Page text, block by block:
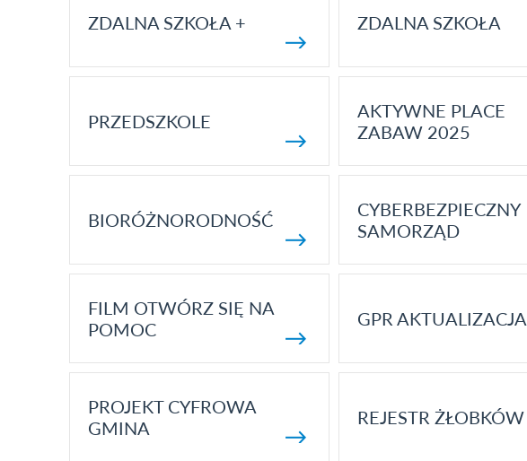
ZDALNA SZKOŁA + ZDALNA SZKOŁA
PRZEDSZKOLE
AKTYWNE PLACE
ZABAW 2025
BIORÓŻNORODNOŚĆ
CYBERBEZPIECZNY
SAMORZĄD
FILM OTWÓRZ SIĘ NA
POMOC
GPR AKTUALIZACJA
PROJEKT CYFROWA
GMINA
REJESTR ŻŁOBKÓW